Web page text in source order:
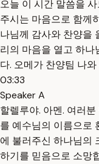
오늘 이 시간 말씀을
주시는 마음으로 함께
나님께 감사와 찬양을
리의 마음을 열고 하
다. 오메가 찬양팀 나와
03:33
Speaker A
할렐루야. 아멘. 여러
를 예수님의 이름으로
에 불러주신 하나님의
하기를 믿음으로 소망